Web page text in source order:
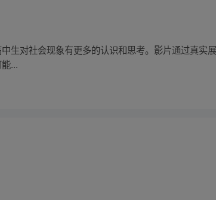
生对社会现象有更多的认识和思考。影片通过真实
...